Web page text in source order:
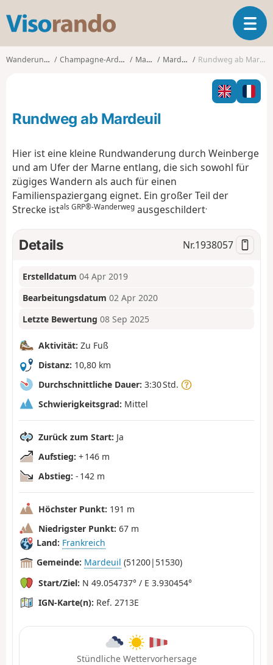
s
o
o
T
o
g
l
n
g
Wanderungen Champagne-Ardenne Marne Mardeuil Rundweg ab Mardeuil
Rundweg ab Mardeuil
Hier ist eine kleine Rundwanderung durch Weinberge
und am Ufer der Marne entlang, die sich sowohl für
zügiges Wandern als auch für einen
Familienspaziergang eignet. Ein großer Teil der
Strecke istals GRP®-Wanderweg ausgeschildert.
Details Nr.1938057
Erstelldatum 04 Apr 2019
Bearbeitungsdatum 02 Apr 2020
Letzte Bewertung 08 Sep 2025
Aktivität: Zu Fuß
Distanz: 10,80 km
Durchschnittliche Dauer: 3:30 Std.
Schwierigkeitsgrad: Mittel
Zurück zum Start: Ja
Aufstieg: + 146 m
Abstieg: - 142 m
Höchster Punkt: 191 m
Niedrigster Punkt: 67 m
Land: Frankreich
Gemeinde: Mardeuil (51200|51530)
Start/Ziel: N 49.054737° / E 3.930454°
IGN-Karte(n): Ref. 2713E
Stündliche Wettervorhersage